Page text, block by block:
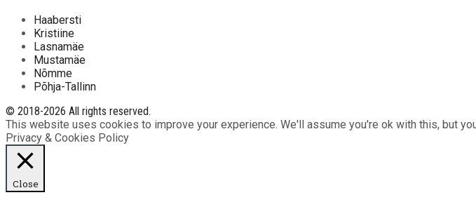
Haabersti
Kristiine
Lasnamäe
Mustamäe
Nõmme
Põhja-Tallinn
© 2018-2026 All rights reserved.
This website uses cookies to improve your experience. We'll assume you're ok with this, but
Privacy & Cookies Policy
Close